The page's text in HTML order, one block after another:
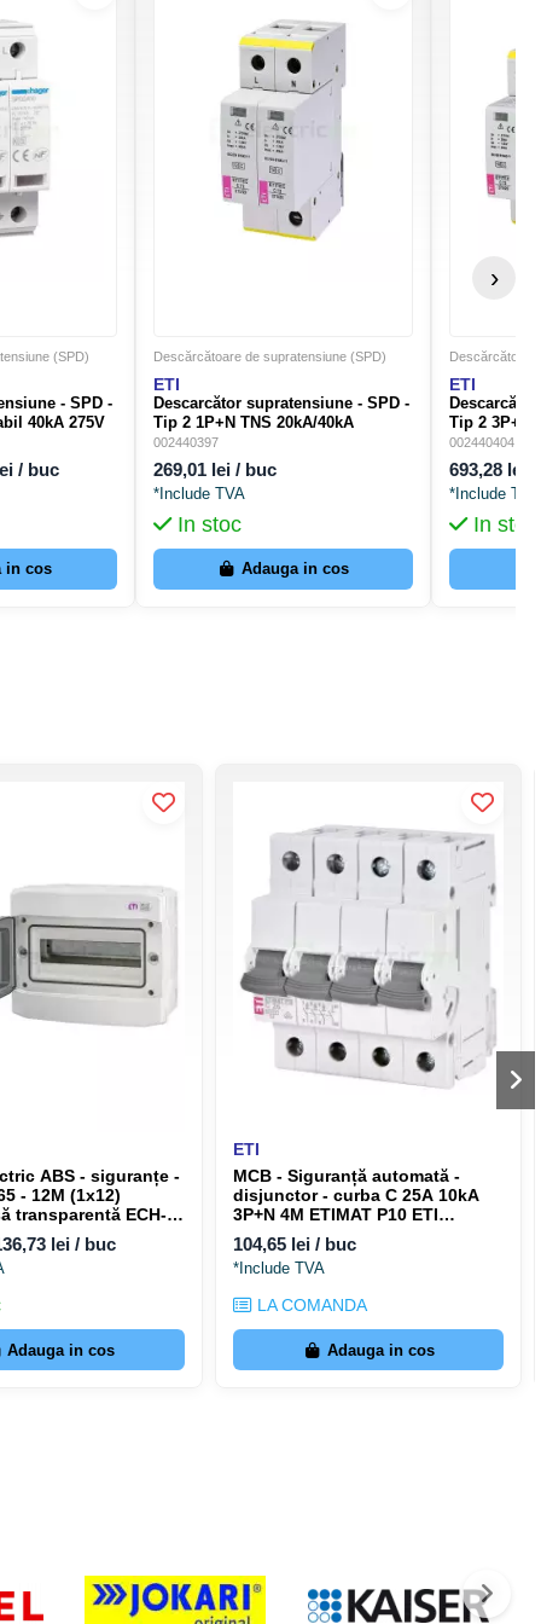
- conductor flexibil: 1.5 → 25 mm²
- conductor rigid: 1,5 → 35 mm²
(SPD)
- SPD -
40kA 275V
/ buc
in cos
Descărcătoare de supratensiune (SPD)
ETI
Descarcător supratensiune - SPD -
Tip 2 1P+N TNS 20kA/40kA
275VAC 2M - debroșabil - ETI -
002440397
002440397
269,01 lei / buc
*Include TVA
In stoc
Adauga in cos
Descărcătoare
ETI
Tip 2 3P+N
275VAC
002440404
002440404
693,28 lei
*Include TVA
In stoc
›
ABS - siguranțe -
- 12M (1x12)
transparentă ECH-
lei / buc
Adauga in cos
ETI
MCB - Siguranță automată -
disjunctor - curba C 25A 10kA
3P+N 4M ETIMAT P10 ETI
001901432
104,65 lei / buc
*Include TVA
LA COMANDA
Adauga in cos